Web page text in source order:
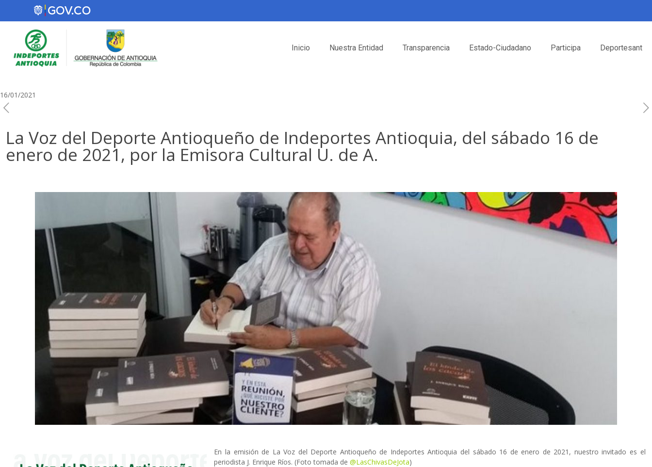
Inicio Nuestra Entidad Transparencia Estado-Ciudadano Participa Deportesant
16/01/2021
La Voz del Deporte Antioqueño de Indeportes Antioquia, del sábado 16 de
enero de 2021, por la Emisora Cultural U. de A.
En la emisión de La Voz del Deporte Antioqueño de Indeportes Antioquia del sábado 16 de enero de 2021, nuestro invitado es el
periodista J. Enrique Ríos. (Foto tomada de@LasChivasDeJota)